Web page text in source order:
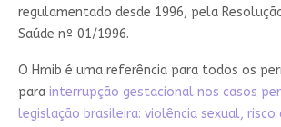
regulamentado desde 1996, pela
Saúde nº 01/1996.
O Hmib é uma referência para todos os
para interrupção gestacional nos casos
legislação brasileira: violência sexual, risco